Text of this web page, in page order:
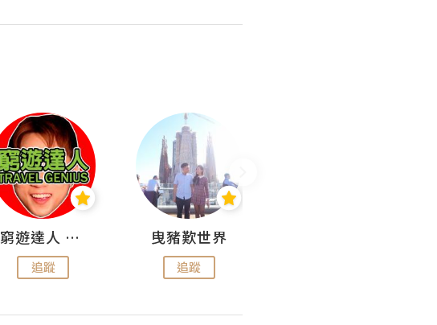
窮遊達人 Mr.TravelGenius
追蹤
曳豬歎世界
追蹤